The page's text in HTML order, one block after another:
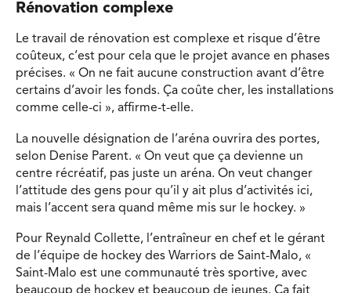
Rénovation complexe
Le travail de rénovation est complexe et risque d’être
coûteux, c’est pour cela que le projet avance en phases
précises. « On ne fait aucune construction avant d’être
certains d’avoir les fonds. Ça coûte cher, les installations
comme celle-ci », affirme-t-elle.
La nouvelle désignation de l’aréna ouvrira des portes,
selon Denise Parent. « On veut que ça devienne un
centre récréatif, pas juste un aréna. On veut changer
l’attitude des gens pour qu’il y ait plus d’activités ici,
mais l’accent sera quand même mis sur le hockey. »
Pour Reynald Collette, l’entraîneur en chef et le gérant
de l’équipe de hockey des Warriors de Saint-Malo, «
Saint-Malo est une communauté très sportive, avec